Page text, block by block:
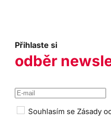
Přihlaste si
odběr
Souhlasím se Zásady